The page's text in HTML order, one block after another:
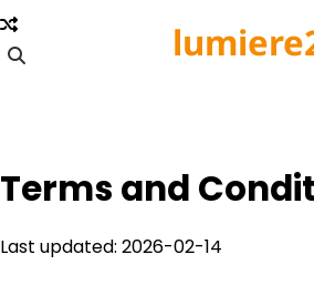
Skip
to
content
Terms and
Last updated: 2026-02-14